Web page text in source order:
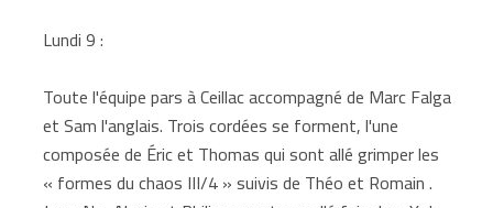
Lundi 9 :
Toute l'équipe pars à Ceillac accompagné de Marc Falga
et Sam l'anglais. Trois cordées se forment, l'une
composée de Éric et Thomas qui sont allé grimper les
« formes du chaos III/4 » suivis de Théo et Romain .